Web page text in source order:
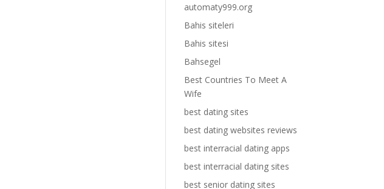
automaty999.org
Bahis siteleri
Bahis sitesi
Bahsegel
Best Countries To Meet A
Wife
best dating sites
best dating websites reviews
best interracial dating apps
best interracial dating sites
best senior dating sites